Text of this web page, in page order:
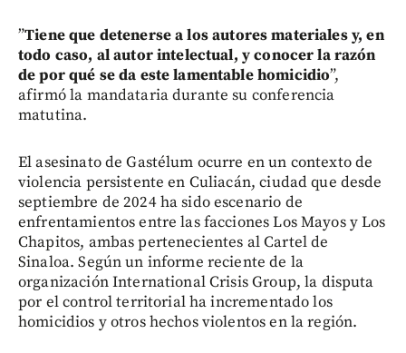
”Tiene que detenerse a los autores materiales y, en
todo caso, al autor intelectual, y conocer la razón
de por qué se da este lamentable homicidio”,
afirmó la mandataria durante su conferencia
matutina.
El asesinato de Gastélum ocurre en un contexto de
violencia persistente en Culiacán, ciudad que desde
septiembre de 2024 ha sido escenario de
enfrentamientos entre las facciones Los Mayos y Los
Chapitos, ambas pertenecientes al Cartel de
Sinaloa. Según un informe reciente de la
organización International Crisis Group, la disputa
por el control territorial ha incrementado los
homicidios y otros hechos violentos en la región.